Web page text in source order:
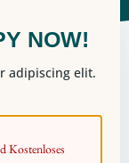
NOW!
adipiscing elit.
Kostenloses